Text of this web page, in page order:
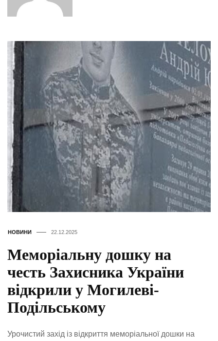
НОВИНИ 22.12.2025
Меморіальну дошку на
честь Захисника України
відкрили у Могилеві-
Подільському
Урочистий захід із відкриття меморіальної дошки на